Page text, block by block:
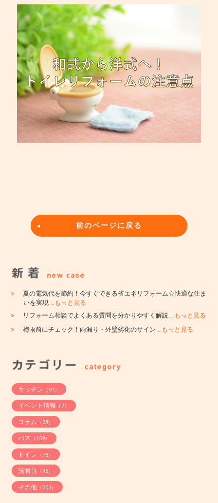
前のページに戻る
»
夏の電気代を節約！今すぐできる省エネリフォーム☆快適な住ま
いを実現 …もっと見る
» リフォーム相談でよくある質問を分かりやすく解説 …もっと見る
» 梅雨前にチェック！雨漏り・外壁劣化のサイン …もっと見る
キッチン （91）
イベント情報 （7）
コラム （38）
バス （159）
トイレ （75）
洗面台 （95）
その他（203）